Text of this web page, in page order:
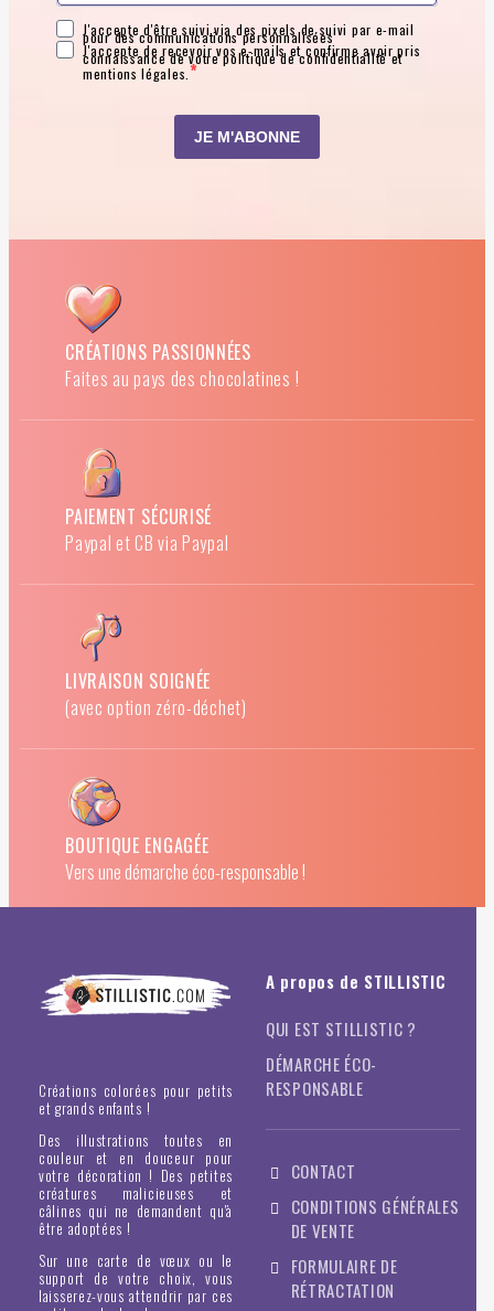
CRÉATIONS PASSIONNÉES
Faites au pays des chocolatines !
PAIEMENT SÉCURISÉ
Paypal et CB via Paypal
LIVRAISON SOIGNÉE
(avec option zéro-déchet)
BOUTIQUE ENGAGÉE
Vers une démarche éco-responsable !
Créations colorées pour petits
et grands enfants !
Des illustrations toutes en
couleur et en douceur pour
votre décoration ! Des petites
créatures malicieuses et
câlines qui ne demandent qu'à
être adoptées !
Sur une carte de vœux ou le
support de votre choix, vous
laisserez-vous attendrir par ces
A propos de STILLISTIC
QUI EST STILLISTIC ?
DÉMARCHE ÉCO-
RESPONSABLE
CONTACT
CONDITIONS GÉNÉRALES
DE VENTE
FORMULAIRE DE
RÉTRACTATION